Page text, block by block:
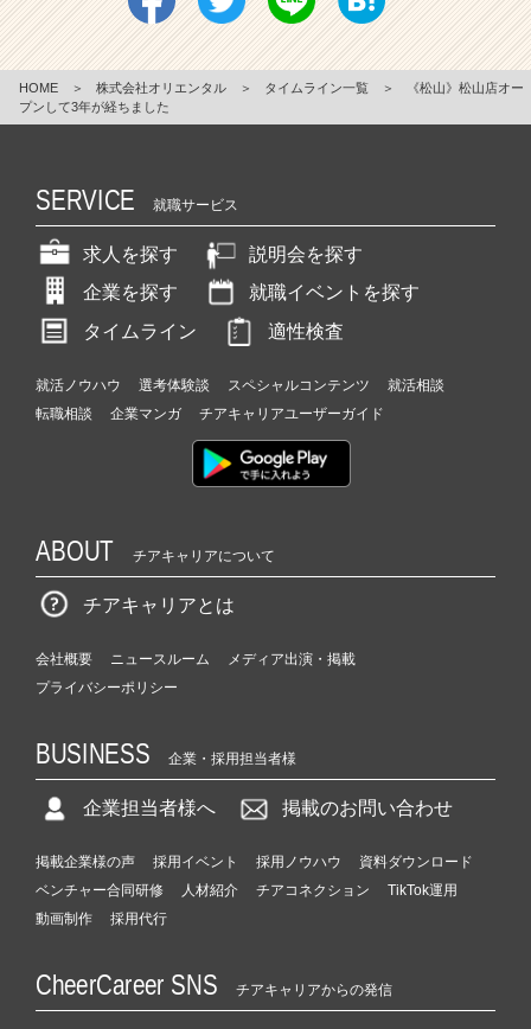
HOME ＞ 株式会社オリエンタル ＞ タイムライン一覧 ＞
《松山》松山店オー
プンして3年が経ちました
SERVICE 就職サービス
求人を探す
説明会を探す
企業を探す
就職イベントを探す
タイムライン
適性検査
就活ノウハウ 選考体験談 スペシャルコンテンツ
就活相談
転職相談
企業マンガ チアキャリアユーザーガイド
ABOUT チアキャリアについて
チアキャリアとは
会社概要 ニュースルーム
メディア出演・掲載
プライバシーポリシー
BUSINESS 企業・採用担当者様
企業担当者様へ 掲載のお問い合わせ
掲載企業様の声 採用イベント 採用ノウハウ
資料ダウンロード
ベンチャー合同研修
人材紹介 チアコネクション
TikTok運用
動画制作
採用代行
CheerCareer SNS チアキャリアからの発信